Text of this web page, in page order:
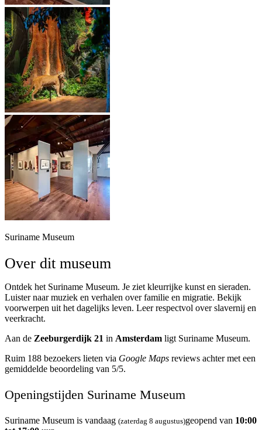
Suriname Museum
Over dit museum
Ontdek het Suriname Museum. Je ziet kleurrijke kunst en sieraden.
Luister naar muziek en verhalen over familie en migratie. Bekijk
voorwerpen uit het dagelijks leven. Leer respectvol over slavernij en
veerkracht.
Aan de Zeeburgerdijk 21 in Amsterdam ligt Suriname Museum.
Ruim 188 bezoekers lieten via Google Maps reviews achter met een
gemiddelde beoordeling van 5/5.
Openingstijden Suriname Museum
Suriname Museum is vandaag (zaterdag 8 augustus)geopend van 10:00